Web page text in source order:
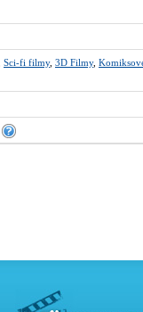
Sci-fi filmy, 3D Filmy,